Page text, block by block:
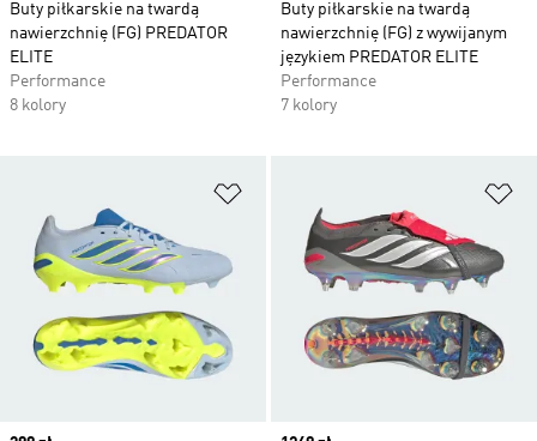
Buty piłkarskie na twardą
nawierzchnię (FG) PREDATOR
ELITE
Performance
8 kolory
Buty piłkarskie na twardą
nawierzchnię (FG) z wywijanym
językiem PREDATOR ELITE
Performance
7 kolory